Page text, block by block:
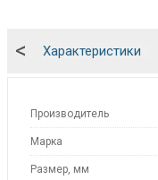
Характеристики
<
Производитель
Марка
Размер, мм